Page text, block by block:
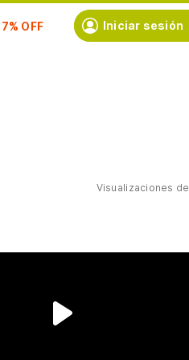
Iniciar sesión
Visualizaciones